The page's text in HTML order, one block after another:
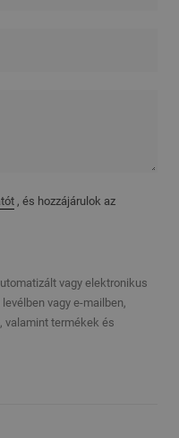
, és hozzájárulok az
vagy elektronikus
vagy e-mailben,
valamint termékek és